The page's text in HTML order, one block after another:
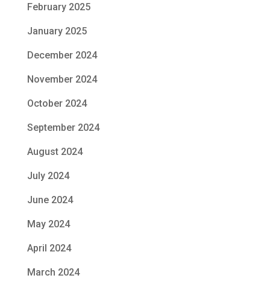
February 2025
January 2025
December 2024
November 2024
October 2024
September 2024
August 2024
July 2024
June 2024
May 2024
April 2024
March 2024